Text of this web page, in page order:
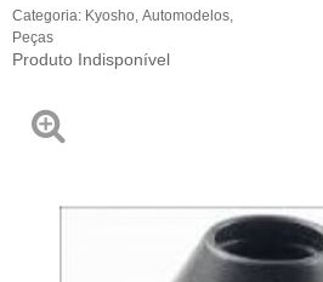
Categoria: Kyosho Automodelos
Peças
Produto Indisponível